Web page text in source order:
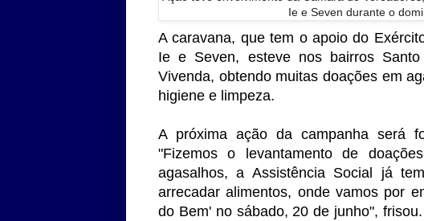
Ie e Seven durante o
A caravana, que tem o apoio do
Ie e Seven, esteve nos bairros
Vivenda, obtendo muitas doações em
higiene e limpeza.
A próxima ação da campanha será
"Fizemos o levantamento de
agasalhos, a Assistência Social já
arrecadar alimentos, onde vamos por
do Bem' no sábado, 20 de junho",